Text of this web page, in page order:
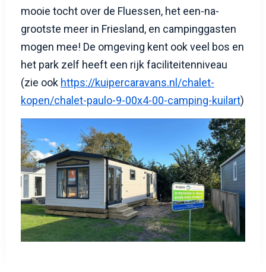
mooie tocht over de Fluessen, het een-na-
grootste meer in Friesland, en campinggasten
mogen mee! De omgeving kent ook veel bos en
het park zelf heeft een rijk faciliteitenniveau
(zie ook https://kuipercaravans.nl/chalet-
kopen/chalet-paulo-9-00x4-00-camping-kuilart)